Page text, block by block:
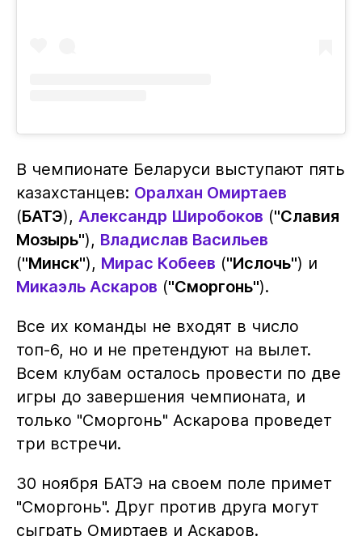
В чемпионате Беларуси выступают пять
казахстанцев: Оралхан Омиртаев
(БАТЭ), Александр Широбоков ("Славия
Мозырь"), Владислав Васильев
("Минск"), Мирас Кобеев ("Ислочь") и
Микаэль Аскаров ("Сморгонь").
Все их команды не входят в число
топ-6, но и не претендуют на вылет.
Всем клубам осталось провести по две
игры до завершения чемпионата, и
только "Сморгонь" Аскарова проведет
три встречи.
30 ноября БАТЭ на своем поле примет
"Сморгонь". Друг против друга могут
сыграть Омиртаев и Аскаров.